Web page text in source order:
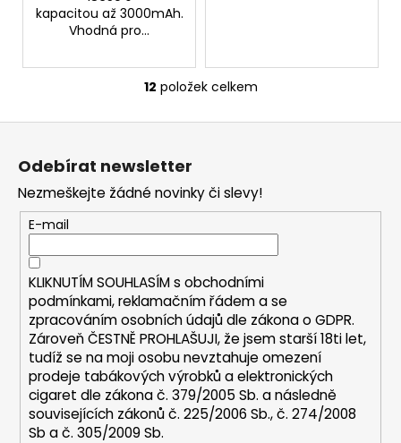
kapacitou až 3000mAh.
Vhodná pro...
O
v
a
c
í
p
r
v
k
y
v
ý
p
i
12 položek celkem
Z
Odebírat newsletter
Nezmeškejte žádné novinky či slevy!
E-mail
KLIKNUTÍM SOUHLASÍM s obchodními
podmínkami,reklamačním řádem a se
zpracováním osobních údajů dle zákona oGDPR.
Zároveň ČESTNĚ PROHLAŠUJI, že jsem starší 18ti let,
tudíž se na moji osobu nevztahuje omezení
prodeje tabákových výrobků a elektronických
cigaret dle zákona č. 379/2005 Sb. a následně
souvisejících zákonů č. 225/2006 Sb., č. 274/2008
Sb a č. 305/2009 Sb.